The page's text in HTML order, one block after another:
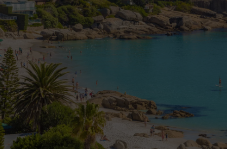
HIGH-END ZAHNHEILKUNDE IN
TRAUMHAFTER ATMOSPHÄRE